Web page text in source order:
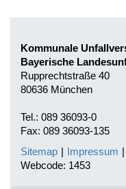
Kommunale
Bayerische
Rupprechtstraße 40
80636 München
Tel.: 089 36093-0
Fax: 089 36093-135
Sitemap | Impressum |
Webcode: 1453